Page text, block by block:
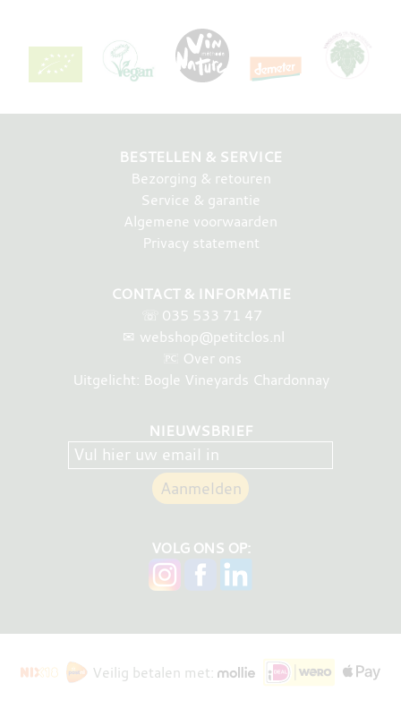
BESTELLEN & SERVICE
Bezorging & retouren
Service & garantie
Algemene voorwaarden
Privacy statement
CONTACT & INFORMATIE
☏ 035 533 71 47
✉ webshop@petitclos.nl
Over ons
Uitgelicht: Bogle Vineyards Chardonnay
NIEUWSBRIEF
VOLG ONS OP:
Veilig betalen met: